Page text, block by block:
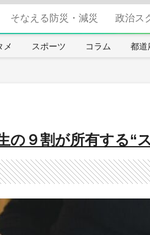
そなえる防災・減災 政治ス
メ スポーツ コラム 都道
の９割が所有する